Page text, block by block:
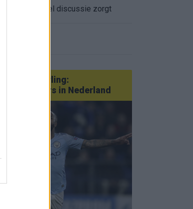
voor zoveel discussie zorgt
tot Sterling:
in Nederland